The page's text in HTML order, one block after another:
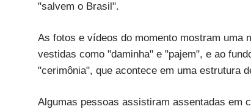
"salvem o Brasil".
As fotos e vídeos do momento mostram uma
vestidas como "daminha" e "pajem", e ao
"cerimônia", que acontece em uma estrutura
Algumas pessoas assistiram assentadas em